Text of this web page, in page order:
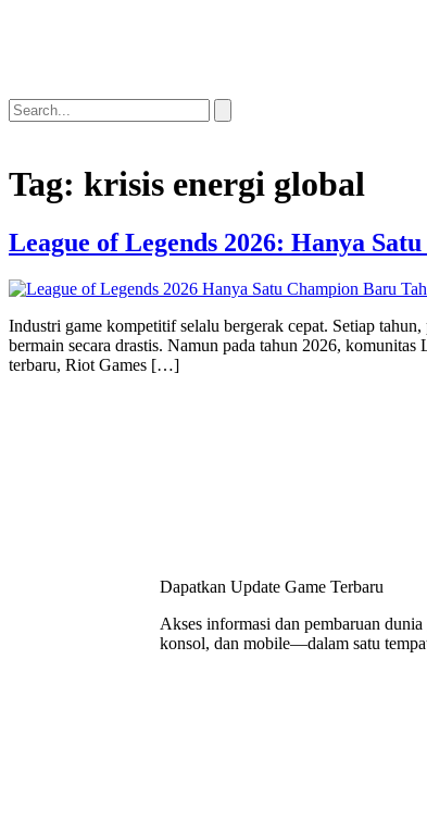
Tag: krisis energi global
League of Legends 2026: Hanya
Industri game kompetitif selalu bergerak cepat. Setiap
bermain secara drastis. Namun pada tahun 2026,
terbaru, Riot Games […]
Dapatkan Update Game Terbaru
Akses informasi dan pembaruan
konsol, dan mobile—dalam satu